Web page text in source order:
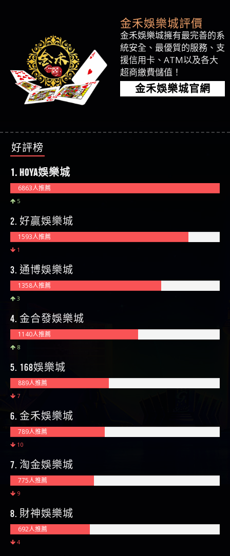
金禾娛樂城評價
金禾娛樂城擁有最完善的系
統安全、最優質的服務、支
援信用卡、ATM以及各大
超商繳費儲值！
金禾娛樂城官網
好評榜
1. HOYA娛樂城
6863人推薦
5
2. 好贏娛樂城
1593人推薦
1
3. 通博娛樂城
1358人推薦
3
4. 金合發娛樂城
1140人推薦
8
5. 168娛樂城
889人推薦
7
6. 金禾娛樂城
789人推薦
10
7. 淘金娛樂城
775人推薦
9
8. 財神娛樂城
692人推薦
4